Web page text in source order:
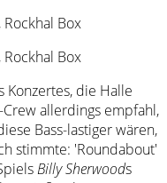
die Halle
-Crew allerdings empfahl,
Bass-lastiger wären,
stimmte: 'Roundabout'
Billy Sherwoods